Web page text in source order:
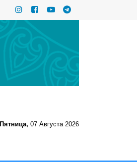
Пятница, 07 Августа 2026